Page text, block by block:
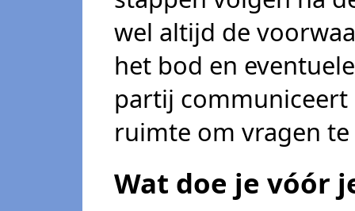
wel altijd de
het bod en
partij
ruimte om vragen
Wat doe je vóór